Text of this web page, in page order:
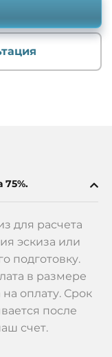
75%.
для расчета
эскиза или
подготовку.
в размере
оплату. Срок
после
счет.